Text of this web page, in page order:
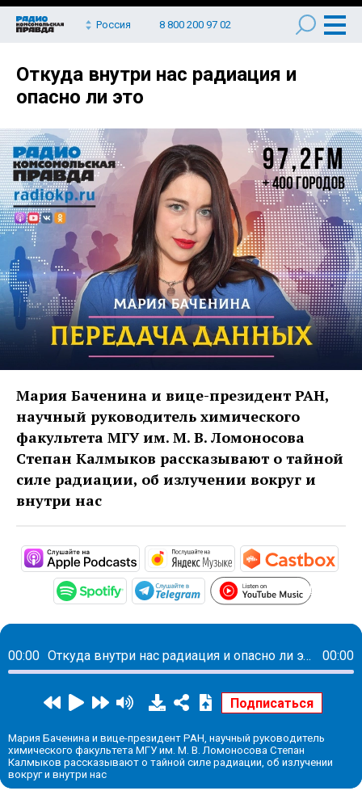
Россия 8 800 200 97 02
Откуда внутри нас радиация и
опасно ли это
Мария Баченина и вице-президент РАН,
научный руководитель химического
факультета МГУ им. М. В. Ломоносова
Степан Калмыков рассказывают о тайной
силе радиации, об излучении вокруг и
внутри нас
https://podcasts.apple.com/ru/
https://
https://open.spotify.com/show/
https://t.me/ https://
00:00 Откуда внутри нас радиация и опасно ли это 00:00
Мария Баченина и вице-президент РАН, научный руководитель
химического факультета МГУ им. М. В. Ломоносова Степан
Калмыков рассказывают о тайной силе радиации, об излучении
вокруг и внутри нас